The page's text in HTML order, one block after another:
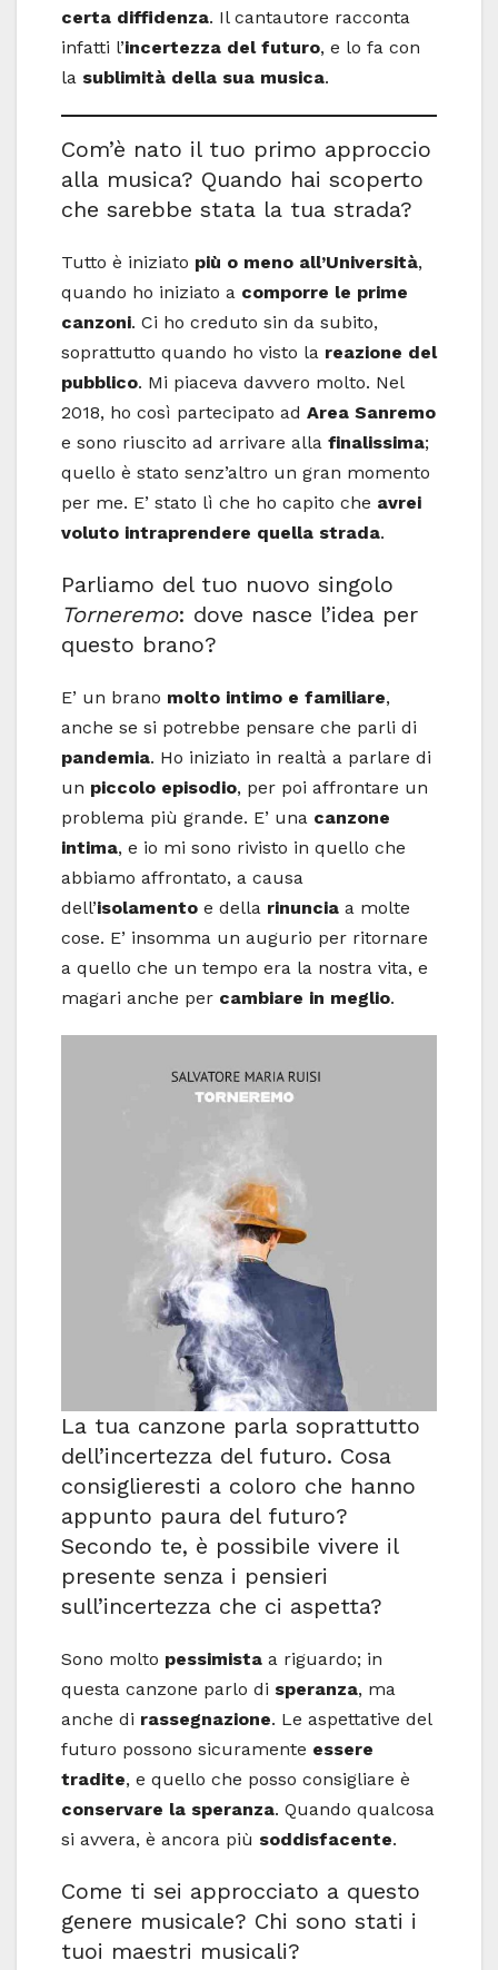
certa diffidenza. Il cantautore racconta
infatti l’incertezza del futuro, e lo fa con
la sublimità della sua musica.
Com’è nato il tuo primo approccio
alla musica? Quando hai scoperto
che sarebbe stata la tua strada?
Tutto è iniziato più o meno all’Università,
quando ho iniziato a comporre le prime
canzoni. Ci ho creduto sin da subito,
soprattutto quando ho visto la reazione del
pubblico. Mi piaceva davvero molto. Nel
2018, ho così partecipato ad Area Sanremo
e sono riuscito ad arrivare alla finalissima;
quello è stato senz’altro un gran momento
per me. E’ stato lì che ho capito che avrei
voluto intraprendere quella strada.
Parliamo del tuo nuovo singolo
Torneremo: dove nasce l’idea per
questo brano?
E’ un brano molto intimo e familiare,
anche se si potrebbe pensare che parli di
pandemia. Ho iniziato in realtà a parlare di
un piccolo episodio, per poi affrontare un
problema più grande. E’ una canzone
intima, e io mi sono rivisto in quello che
abbiamo affrontato, a causa
dell’isolamento e della rinuncia a molte
cose. E’ insomma un augurio per ritornare
a quello che un tempo era la nostra vita, e
magari anche per cambiare in meglio.
La tua canzone parla soprattutto
dell’incertezza del futuro. Cosa
consiglieresti a coloro che hanno
appunto paura del futuro?
Secondo te, è possibile vivere il
presente senza i pensieri
sull’incertezza che ci aspetta?
Sono molto pessimista a riguardo; in
questa canzone parlo di speranza, ma
anche di rassegnazione. Le aspettative del
futuro possono sicuramente essere
tradite, e quello che posso consigliare è
conservare la speranza. Quando qualcosa
si avvera, è ancora più soddisfacente.
Come ti sei approcciato a questo
genere musicale? Chi sono stati i
tuoi maestri musicali?